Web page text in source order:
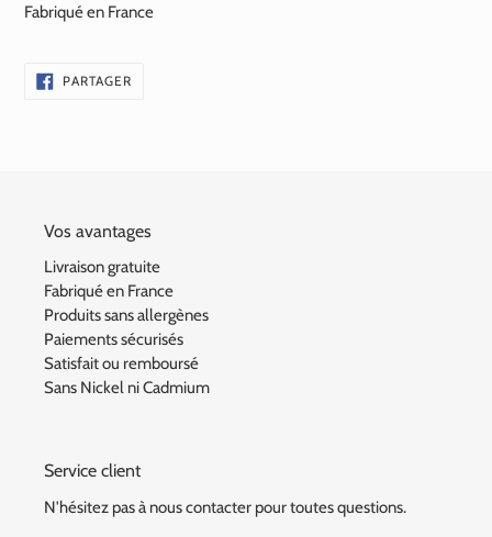
Fabriqué en France
PARTAGERPARTAGER
SUR
Vos avantages
Livraison gratuite
Fabriqué en France
Produits sans allergènes
Paiements sécurisés
Satisfait ou remboursé
Sans Nickel ni Cadmium
Service client
N'hésitez pas à nous contacter pour toutes questions.